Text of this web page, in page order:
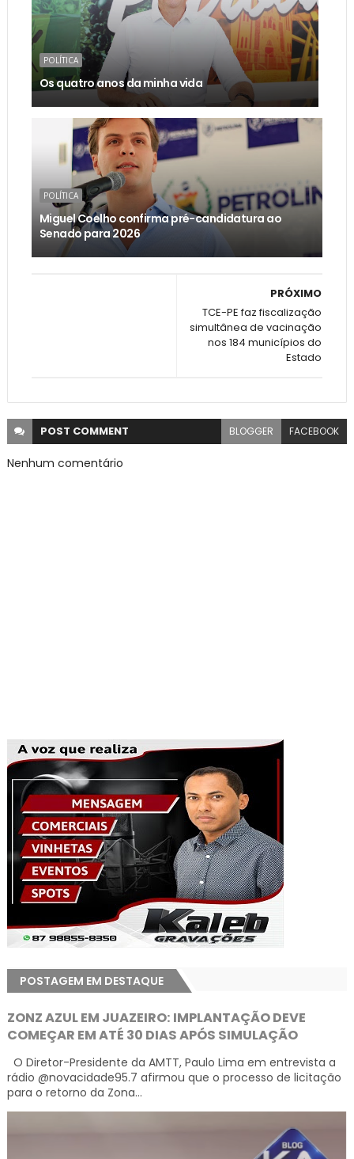
POLÍTICA
Os quatro anos da minha vida
POLÍTICA
Miguel Coelho confirma pré-candidatura ao
Senado para 2026
PRÓXIMO
TCE-PE faz fiscalização
simultânea de vacinação
nos 184 municípios do
Estado
POST COMMENT BLOGGER FACEBOOK
Nenhum comentário
POSTAGEM EM DESTAQUE
ZONZ AZUL EM JUAZEIRO: IMPLANTAÇÃO DEVE
COMEÇAR EM ATÉ 30 DIAS APÓS SIMULAÇÃO
O Diretor-Presidente da AMTT, Paulo Lima em entrevista a
rádio @novacidade95.7 afirmou que o processo de licitação
para o retorno da Zona...